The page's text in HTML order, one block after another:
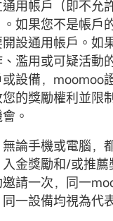
用帳戶（即不允
如果您不是帳戶
設通用帳戶。如
濫用或可疑活動
設備，moomoo
的獎勵權利並限
。
論手機或電腦，
金獎勵和/或推薦
請一次，同一
一設備均視為代